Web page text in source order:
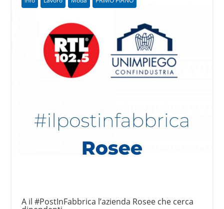
A il #PostInFabbrica l’azienda Rosee che cerca